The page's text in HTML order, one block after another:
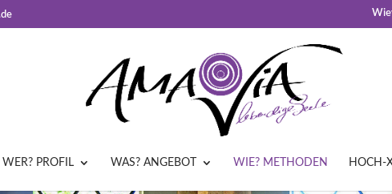
WER? PROFIL WAS? ANGEBOT WIE? METHODEN HOCH-